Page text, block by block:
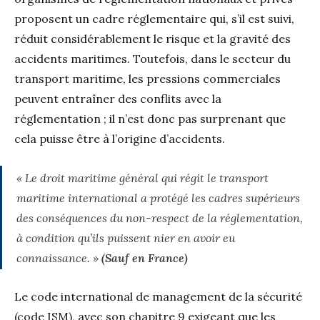
proposent un cadre réglementaire qui, s’il est suivi,
réduit considérablement le risque et la gravité des
accidents maritimes. Toutefois, dans le secteur du
transport maritime, les pressions commerciales
peuvent entraîner des conflits avec la
réglementation ; il n’est donc pas surprenant que
cela puisse être à l’origine d’accidents.
« Le droit maritime général qui régit le transport
maritime international a protégé les cadres supérieurs
des conséquences du non-respect de la réglementation,
à condition qu’ils puissent nier en avoir eu
connaissance. » (Sauf en France)
Le code international de management de la sécurité
(code ISM), avec son chapitre 9 exigeant que les